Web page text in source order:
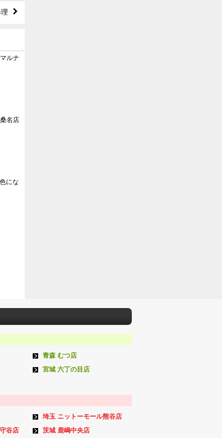
ルナ
名店
にな
青森 むつ店
宮城 六丁の目店
埼玉 ニットーモール熊谷店
谷店
茨城 鹿嶋中央店